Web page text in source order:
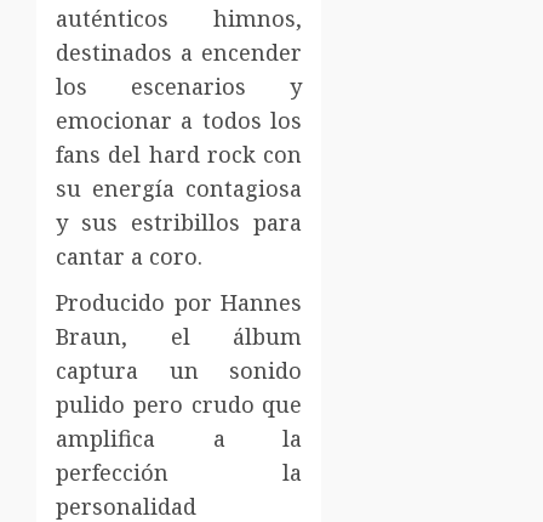
auténticos himnos,
destinados a encender
los escenarios y
emocionar a todos los
fans del hard rock con
su energía contagiosa
y sus estribillos para
cantar a coro.
Producido por Hannes
Braun, el álbum
captura un sonido
pulido pero crudo que
amplifica a la
perfección la
personalidad